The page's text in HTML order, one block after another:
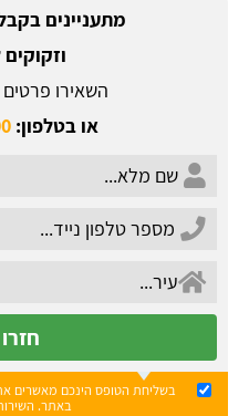
מתעניינים
השאירו
או בטלפון:
בשליחת הטופס הינכם מאשרים
באתר.